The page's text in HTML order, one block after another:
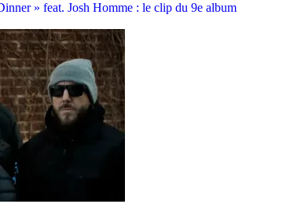
» feat. Josh Homme : le clip du 9e album